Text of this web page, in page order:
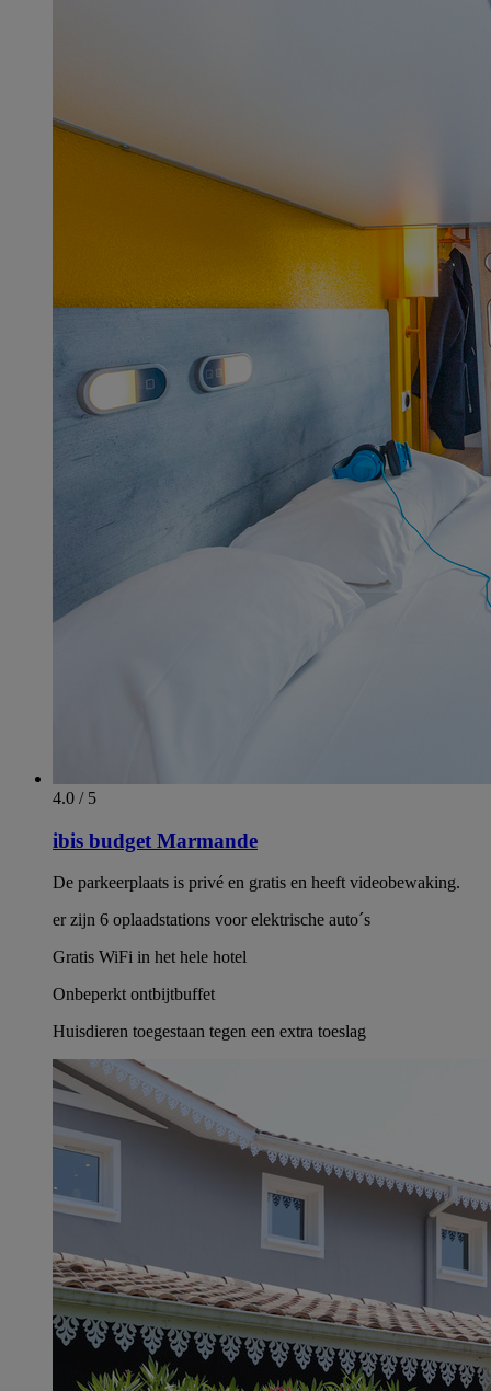
4.0 / 5
ibis budget Marmande
De parkeerplaats is privé en gratis en heeft videobewaking.
er zijn 6 oplaadstations voor elektrische auto´s
Gratis WiFi in het hele hotel
Onbeperkt ontbijtbuffet
Huisdieren toegestaan tegen een extra toeslag